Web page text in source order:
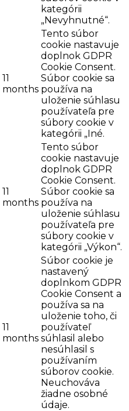
kategórii
„Nevyhnutné“.
11
months
Tento súbor
cookie nastavuje
doplnok GDPR
Cookie Consent.
Súbor cookie sa
používa na
uloženie súhlasu
používateľa pre
súbory cookie v
kategórii „Iné.
11
months
Tento súbor
cookie nastavuje
doplnok GDPR
Cookie Consent.
Súbor cookie sa
používa na
uloženie súhlasu
používateľa pre
súbory cookie v
kategórii „Výkon“.
11
months
Súbor cookie je
nastavený
doplnkom GDPR
Cookie Consent a
používa sa na
uloženie toho, či
používateľ
súhlasil alebo
nesúhlasil s
používaním
súborov cookie.
Neuchováva
žiadne osobné
údaje.